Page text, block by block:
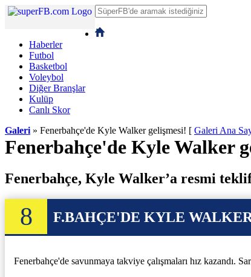
Haberler
Futbol
Basketbol
Voleybol
Diğer Branşlar
Kulüp
Canlı Skor
Galeri » Fenerbahçe'de Kyle Walker gelişmesi! [ Galeri Ana
Fenerbahçe'de Kyle Walker
Fenerbahçe, Kyle Walker’a resmi
8 F.BAHÇE'DE KYLE
Fenerbahçe'de savunmaya takviye çalışmaları hız kazandı.